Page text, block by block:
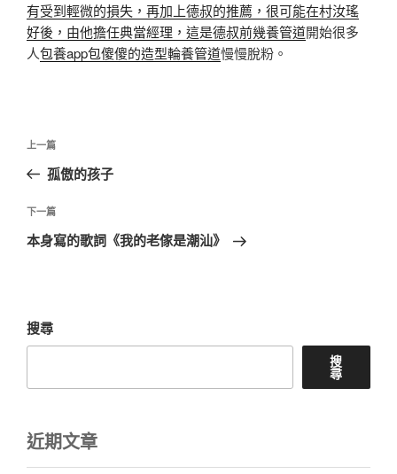
有受到輕微的損失，再加上德叔的推薦，很可能在村汝瑤
好後，由他擔任典當經理，這是德叔前幾養管道開始很多
人包養app包傻傻的造型輪養管道慢慢脫粉。
文
導
覽
上
一
文
章
上一篇
孤傲的孩子
下
一
下一篇
本身寫的歌詞《我的老傢是潮汕》
搜尋
搜
尋
近期文章